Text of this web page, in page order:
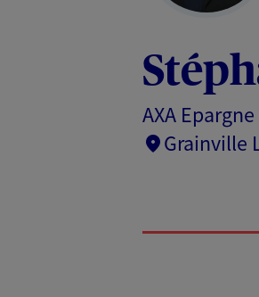
AXA
Grainville